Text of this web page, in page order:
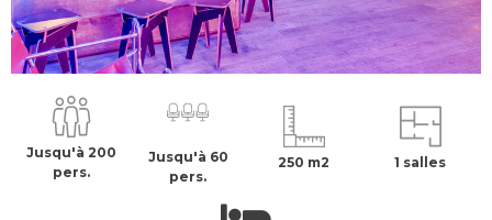
75003-PARIS À partir de :
5000 €
Jusqu'à 200
pers.
Jusqu'à 60
pers.
250 m2 1 salles